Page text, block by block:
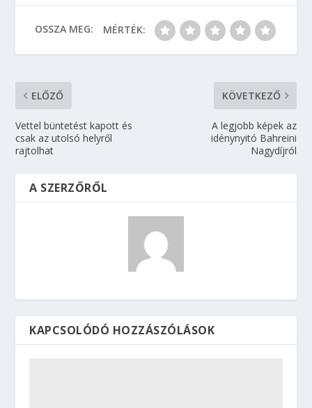
OSSZA MEG: MÉRTÉK:
ELŐZŐ
Vettel büntetést kapott és
csak az utolsó helyről
rajtolhat
KÖVETKEZŐ
A legjobb képek az
idénynyitó Bahreini
Nagydíjról
A SZERZŐRŐL
KAPCSOLÓDÓ HOZZÁSZÓLÁSOK